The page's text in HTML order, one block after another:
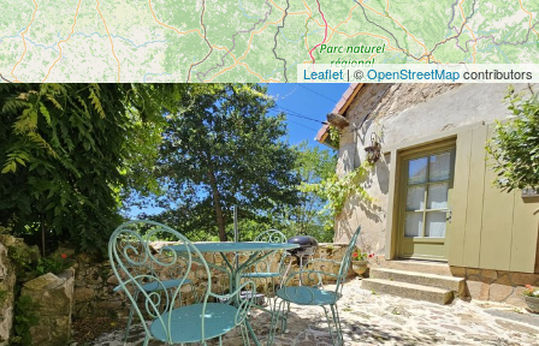
Leaflet| ©OpenStreetMapcontributors